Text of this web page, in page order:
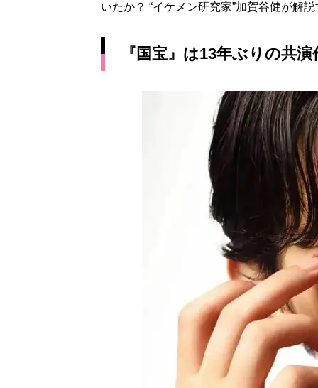
いたか？ “イケメン研究家”加賀谷健が解
『国宝』は13年ぶりの共